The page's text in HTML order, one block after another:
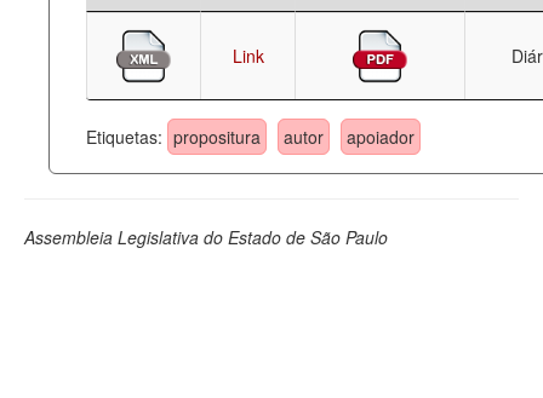
Administração
Legislação
Perguntas frequentes
Link
Etiquetas: propositura autor apoiador
Assembleia Legislativa do Estado de São Paulo